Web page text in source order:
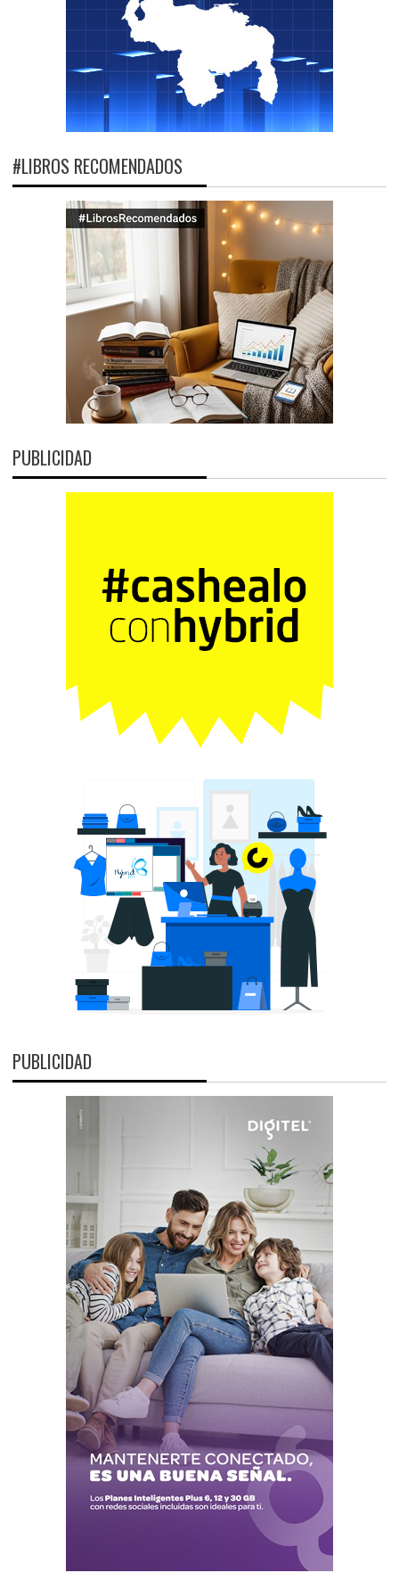
#LIBROS RECOMENDADOS
PUBLICIDAD
PUBLICIDAD